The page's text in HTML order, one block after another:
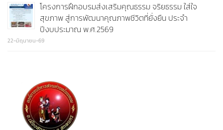
โครงการฝึกอบรมส่งเสริมคุณธรรม จริยธรรม ใส่ใจ
สุขภาพ สู่การพัฒนาคุณภาพชีวิตที่ยั่งยืน ประจำ
ปีงบประมาณ พ.ศ.2569
22-มิถุนายน-69